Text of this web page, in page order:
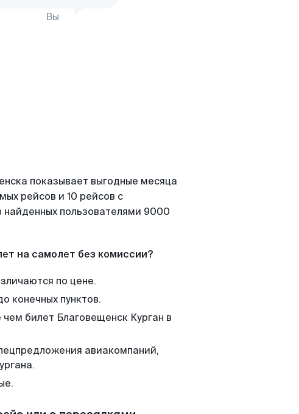
Вы
показывает выгодные месяца
рейсов и 10 рейсов с
пользователями 9000
на самолет без комиссии?
по цене.
конечных пунктов.
билет Благовещенск Курган в
авиакомпаний,